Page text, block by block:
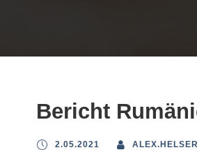
Bericht
2.05.2021 ALEX.HELSER